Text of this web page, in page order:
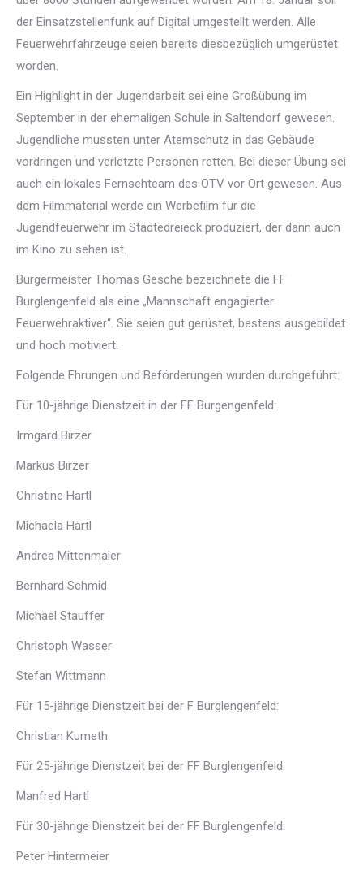
der Einsatzstellenfunk auf Digital umgestellt werden. Alle
Feuerwehrfahrzeuge seien bereits diesbezüglich umgerüstet
worden.
Ein Highlight in der Jugendarbeit sei eine Großübung im
September in der ehemaligen Schule in Saltendorf gewesen.
Jugendliche mussten unter Atemschutz in das Gebäude
vordringen und verletzte Personen retten. Bei dieser Übung sei
auch ein lokales Fernsehteam des OTV vor Ort gewesen. Aus
dem Filmmaterial werde ein Werbefilm für die
Jugendfeuerwehr im Städtedreieck produziert, der dann auch
im Kino zu sehen ist.
Bürgermeister Thomas Gesche bezeichnete die FF
Burglengenfeld als eine „Mannschaft engagierter
Feuerwehraktiver“. Sie seien gut gerüstet, bestens ausgebildet
und hoch motiviert.
Folgende Ehrungen und Beförderungen wurden durchgeführt:
Für 10-jährige Dienstzeit in der FF Burgengenfeld:
Irmgard Birzer
Markus Birzer
Christine Hartl
Michaela Hartl
Andrea Mittenmaier
Bernhard Schmid
Michael Stauffer
Christoph Wasser
Stefan Wittmann
Für 15-jährige Dienstzeit bei der F Burglengenfeld:
Christian Kumeth
Für 25-jährige Dienstzeit bei der FF Burglengenfeld:
Manfred Hartl
Für 30-jährige Dienstzeit bei der FF Burglengenfeld:
Peter Hintermeier